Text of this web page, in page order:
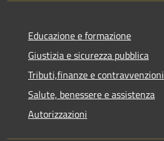
Educazione e formazione
Giustizia e sicurezza pubblica
Tributi,finanze e contravvenzioni
Salute, benessere e assistenza
Autorizzazioni